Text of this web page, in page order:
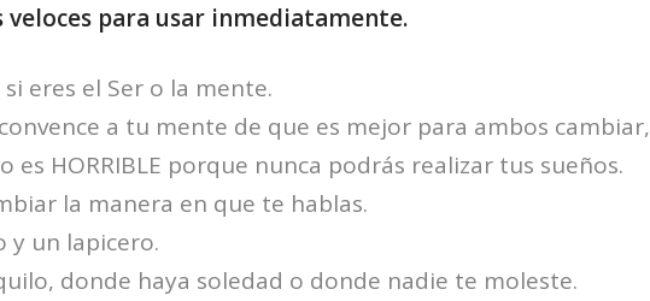
veloces para usar inmediatamente.
eres el Ser o la mente.
a tu mente de que es mejor para ambos cambiar,
es HORRIBLE porque nunca podrás realizar tus sueños.
la manera en que te hablas.
y un lapicero.
donde haya soledad o donde nadie te moleste.